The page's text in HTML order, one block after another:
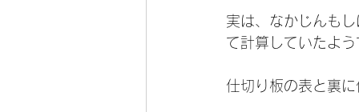
実は、なかじんも
て計算していたよ
仕切り板の表と裏